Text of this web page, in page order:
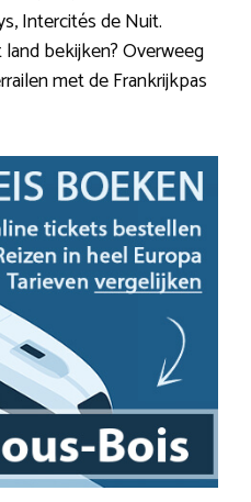
Intercités de Nuit.
bekijken? Overweeg
met de Frankrijkpas